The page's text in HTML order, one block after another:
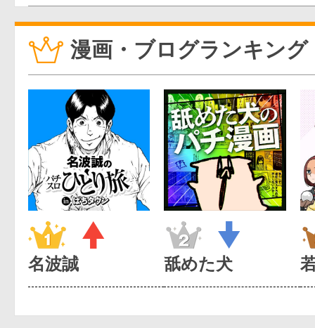
漫画・ブログランキング
名波誠 舐めた犬